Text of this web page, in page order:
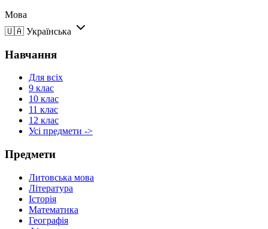
Мова
🇺🇦 Українська
Навчання
Для всіх
9 клас
10 клас
11 клас
12 клас
Усі предмети ->
Предмети
Литовська мова
Література
Історія
Математика
Географія